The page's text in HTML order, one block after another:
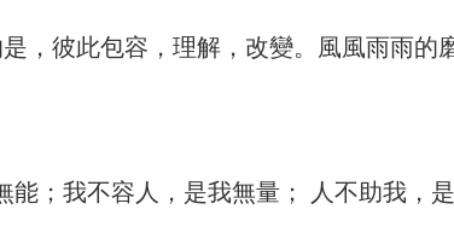
，彼此包容，理解，改變。風風雨雨的
；我不容人，是我無量； 人不助我，